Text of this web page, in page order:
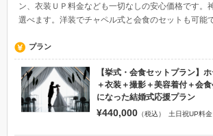
ン、衣装ＵＰ料金なども一切なしの安心価格です。
選べます。洋装でチャペル式と会食のセットも可能
プラン
【挙式・会食セットプラン】
＋衣装＋撮影＋美容着付＋会
になった結婚式応援プラン
¥440,000 （税込） 土日祝UP料金